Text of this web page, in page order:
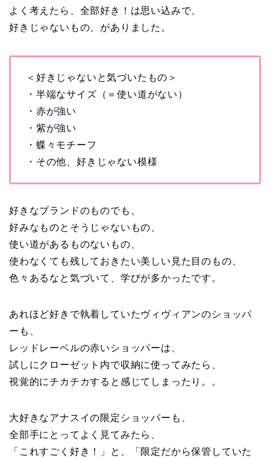
よく考えたら、全部好き！は思い込みで、
好きじゃないもの、がありました。
＜好きじゃないと気づいたもの＞
・半端なサイズ（＝使い道がない）
・赤が強い
・紫が強い
・蝶々モチーフ
・その他、好きじゃない模様
好きなブランドのものでも、
好みなものとそうじゃないもの、
使い道があるものないもの、
使わなくても残しておきたい美しい見た目のもの、
色々あるなと気づいて、学びが多かったです。
あれほど好きで執着していたヴィヴィアンのショッパ
ーも、
レッドレーベルの赤いショッパーは、
試しにクローゼット内で収納に使ってみたら、
視覚的にチカチカすると感じてしまったり。。
大好きなアナスイの限定ショッパーも、
全部手にとってよく見てみたら、
「これすごく好き！」と、「限定だから保管していた